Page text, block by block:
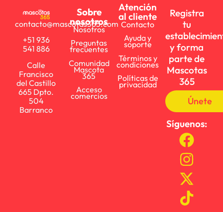
contacto@mascotas365.com
+51 936
541 886
Calle
Francisco
del Castillo
665 Dpto.
504
Barranco
Sobre
nosotros
Nosotros
Preguntas
frecuentes
Comunidad
Mascota
365
Acceso
comercios
Atención
al cliente
Contacto
Ayuda y
soporte
Términos y
condiciones
Políticas de
privacidad
Registra
tu
y forma
parte de
Mascotas
365
Únete
Síguenos: